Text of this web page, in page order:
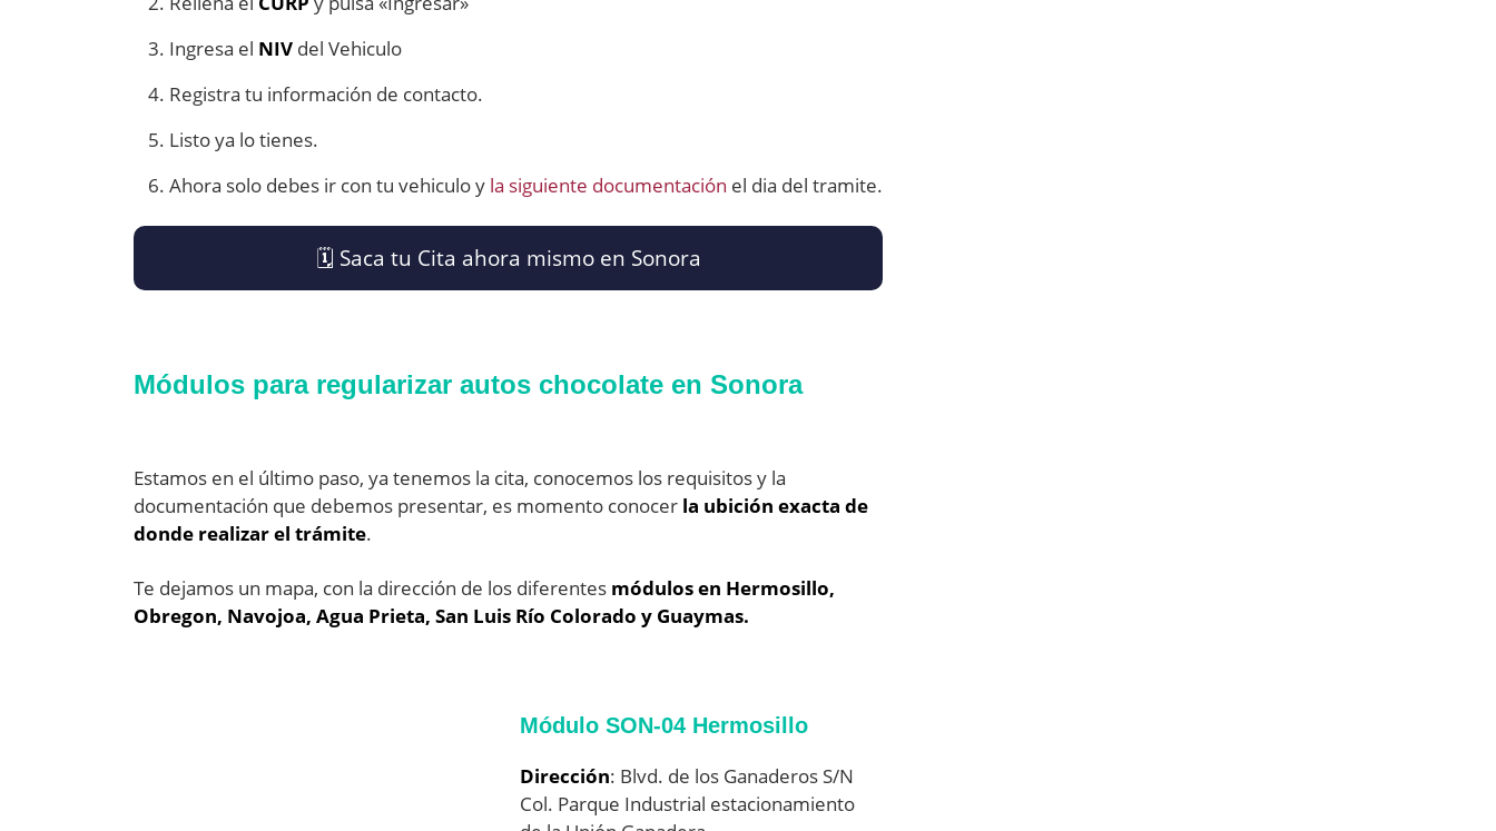
Ingresa el NIV del Vehiculo
Registra tu información de contacto.
Listo ya lo tienes.
Ahora solo debes ir con tu vehiculo y la siguiente documentación el dia del tramite.
🗓️​ Saca tu Cita ahora mismo en Sonora
Módulos para regularizar autos chocolate en Sonora
Estamos en el último paso, ya tenemos la cita, conocemos los requisitos y la
documentación que debemos presentar, es momento conocer la ubición exacta de
donde realizar el trámite.
Te dejamos un mapa, con la dirección de los diferentes módulos en Hermosillo,
Obregon, Navojoa, Agua Prieta, San Luis Río Colorado y Guaymas.
Módulo SON-04 Hermosillo
Dirección: Blvd. de los Ganaderos S/N
Col. Parque Industrial estacionamiento